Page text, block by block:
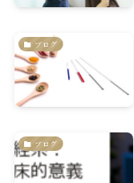
ブログ
ブログ